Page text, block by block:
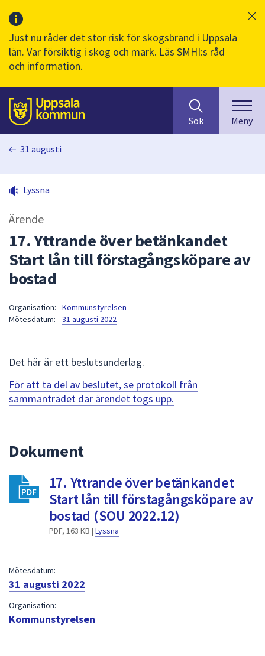
Just nu råder det stor risk för skogsbrand i Uppsala
län. Var försiktig i skog och mark. Läs SMHI:s råd
och information.
Till sidans
huvudinnehåll
efter
innehåll
på
sökfältet
kommer
sökförslag
att
navigera
mellan
att
välja
något
av
Sök Meny
31 augusti
Lyssna
Ärende
17. Yttrande över betänkandet
Start lån till förstagångsköpare av
bostad
Organisation:
Kommunstyrelsen
Mötesdatum:
31 augusti 2022
Det här är ett beslutsunderlag.
För att ta del av beslutet, se protokoll från
sammanträdet där ärendet togs upp.
Dokument
17. Yttrande över betänkandet
Start lån till förstagångsköpare av
bostad (SOU 2022.12)
PDF, 163 KB | Lyssna
Mötesdatum:
31 augusti 2022
Organisation:
Kommunstyrelsen